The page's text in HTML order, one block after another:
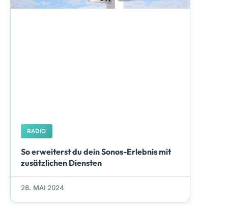
RADIO
So erweiterst du dein Sonos-Erlebnis mit
zusätzlichen Diensten
26. MAI 2024